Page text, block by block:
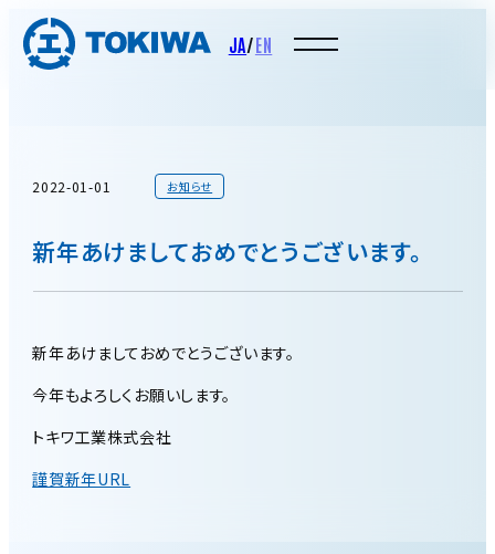
JA/EN
2022-01-01 お知らせ
新年あけましておめでとうございます。
新年あけましておめでとうございます。
今年もよろしくお願いします。
トキワ工業株式会社
謹賀新年URL